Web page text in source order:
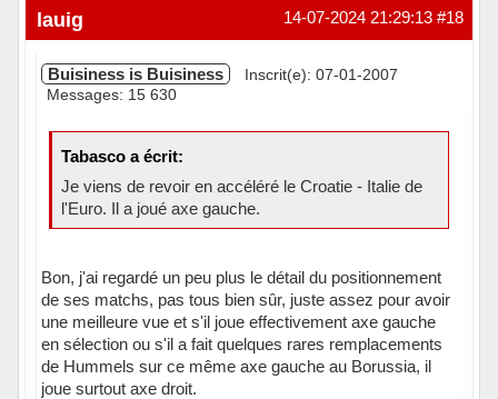
Hors ligne #18
14-07-2024 21:29:13
lauig
Buisiness is Buisiness
Inscrit(e): 07-01-2007
Messages: 15 630
Tabasco a écrit:
Je viens de revoir en accéléré le Croatie - Italie de
l'Euro. Il a joué axe gauche.
Bon, j'ai regardé un peu plus le détail du positionnement
de ses matchs, pas tous bien sûr, juste assez pour avoir
une meilleure vue et s'il joue effectivement axe gauche
en sélection ou s'il a fait quelques rares remplacements
de Hummels sur ce même axe gauche au Borussia, il
joue surtout axe droit.